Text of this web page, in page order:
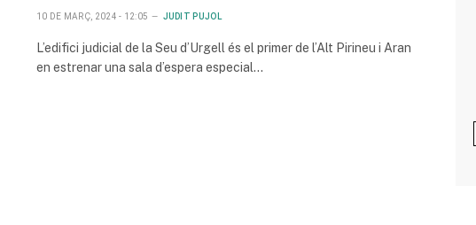
10 DE MARÇ, 2024 - 12:05 JUDIT PUJOL
L’edifici judicial de la Seu d’Urgell és el primer de l’Alt Pirineu i Aran
en estrenar una sala d’espera especial…